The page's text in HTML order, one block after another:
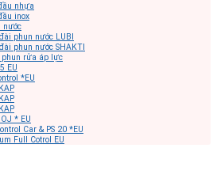
nhựa
inox
nước
phun nước LUBI
phun nước SHAKTI
phun rửa áp lực
EU
*EU
* EU
Car & PS 20 *EU
Full Cotrol EU